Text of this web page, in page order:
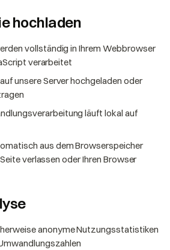
hochladen
vollständig in Ihrem Webbrowser
verarbeitet
unsere Server hochgeladen oder
läuft lokal auf
aus dem Browserspeicher
verlassen oder Ihren Browser
anonyme Nutzungsstatistiken